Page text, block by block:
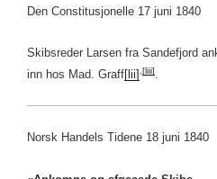
Den Constitusjonelle 17 juni 1840
Skibsreder Larsen fra Sandefjord
inn hos Mad. Graff[lii] [liii].
Norsk Handels Tidene 18 juni 1840